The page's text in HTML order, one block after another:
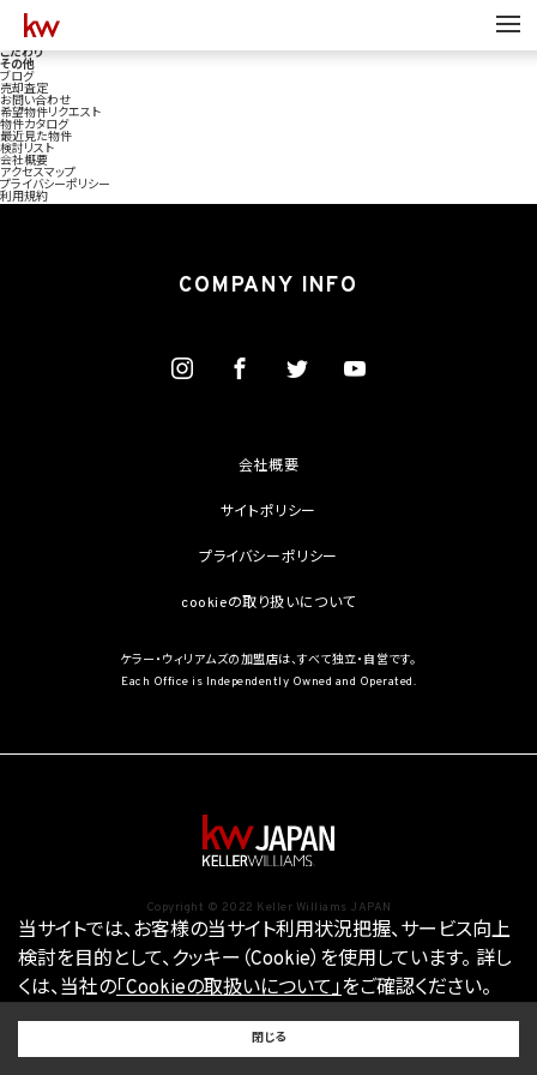
売りたい
エリア検索
沿線検索
地図検索
こだわり
その他
ブログ
売却査定
お問い合わせ
希望物件リクエスト
物件カタログ
最近見た物件
検討リスト
会社概要
アクセスマップ
プライバシーポリシー
利用規約
COMPANY INFO
会社概要
サイトポリシー
プライバシーポリシー
cookieの取り扱いについて
ケラー・ウィリアムズの加盟店は、すべて独立・自営です。
Each Office is Independently Owned and Operated.
Copyright © 2022 Keller Williams JAPAN
当サイトでは、お客様の当サイト利用状況把握、サービス向上
検討を目的として、クッキー（Cookie）を使用しています。 詳し
くは、当社の「Cookieの取扱いについて」をご確認ください。
閉じる